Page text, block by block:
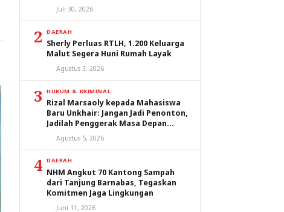
Juli 30, 2026
2 DAERAH
Sherly Perluas RTLH, 1.200 Keluarga
Malut Segera Huni Rumah Layak
Agustus 3, 2026
3 HUKUM & KRIMINAL
Rizal Marsaoly kepada Mahasiswa
Baru Unkhair: Jangan Jadi Penonton,
Jadilah Penggerak Masa Depan
Ternate dan Maluku Utara
Agustus 5, 2026
4 DAERAH
NHM Angkut 70 Kantong Sampah
dari Tanjung Barnabas, Tegaskan
Komitmen Jaga Lingkungan
Juni 11, 2026